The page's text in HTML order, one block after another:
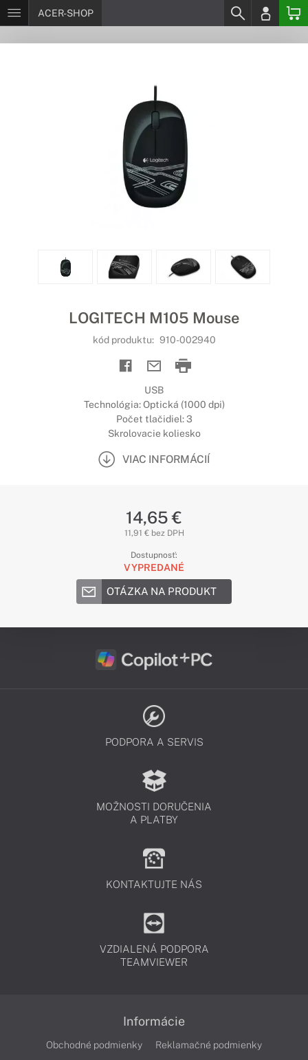
ACER-SHOP
LOGITECH M105 Mouse
kód produktu: 910-002940
USB
Technológia: Optická (1000 dpi)
Počet tlačidiel: 3
Skrolovacie koliesko
VIAC INFORMÁCIÍ
14,65 €
11,91 € bez DPH
Dostupnosť:
VYPREDANÉ
OTÁZKA NA PRODUKT
PODPORA A SERVIS
MOŽNOSTI DORUČENIA
A PLATBY
KONTAKTUJTE NÁS
VZDIALENÁ PODPORA
TEAMVIEWER
Informácie
Obchodné podmienky
Reklamačné podmienky